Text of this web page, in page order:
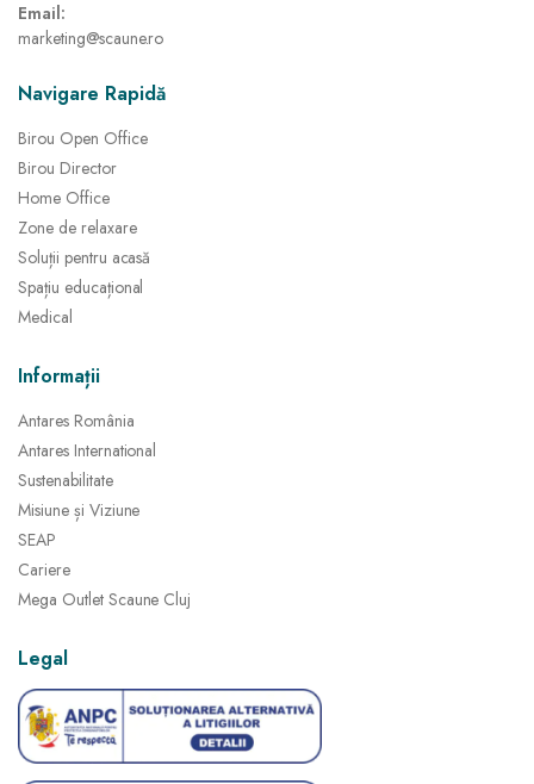
Email:
marketing@scaune.ro
Navigare Rapidă
Birou Open Office
Birou Director
Home Office
Zone de relaxare
Soluții pentru acasă
Spațiu educațional
Medical
Informații
Antares România
Antares International
Sustenabilitate
Misiune și Viziune
SEAP
Cariere
Mega Outlet Scaune Cluj
Legal